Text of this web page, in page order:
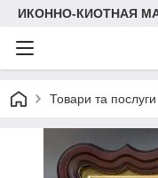
ИКОННО-КИОТНАЯ
Товари та послуги